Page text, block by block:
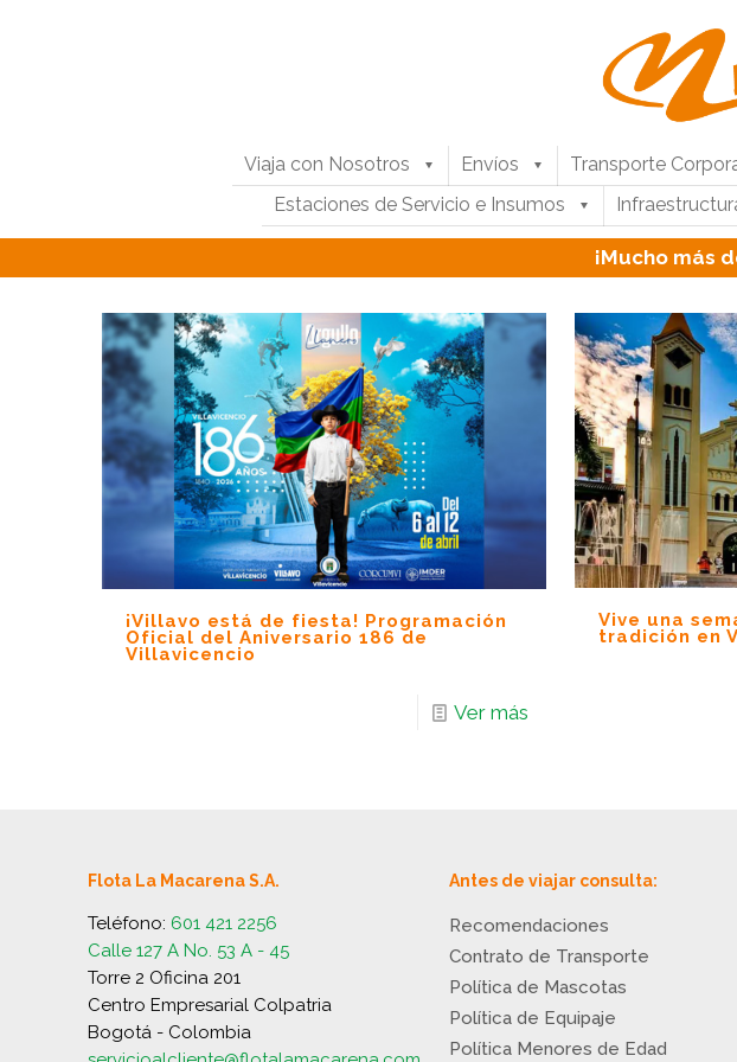
Viaja con Nosotros Envíos Transporte
Estaciones de Servicio e Insumos
¡Mucho más
¡Villavo está de fiesta! Programación
Oficial del Aniversario 186 de
Villavicencio
Ver más
Vive una
tradición en
Flota La Macarena S.A.
Teléfono: 601 421 2256
Calle 127 A No. 53 A - 45
Torre 2 Oficina 201
Centro Empresarial Colpatria
Bogotá - Colombia
Antes de viajar consulta:
Recomendaciones
Contrato de Transporte
Política de Mascotas
Política de Equipaje
Política Menores de Edad